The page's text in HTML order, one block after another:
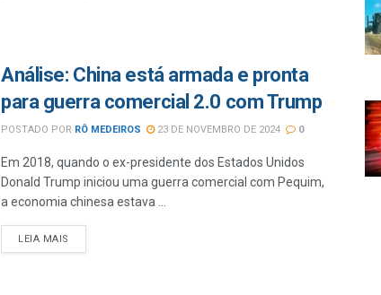
Análise: China está armada e pronta
para guerra comercial 2.0 com Trump
POSTADO POR RÔ MEDEIROS 23 DE NOVEMBRO DE 2024 0
Em 2018, quando o ex-presidente dos Estados Unidos
Donald Trump iniciou uma guerra comercial com Pequim,
a economia chinesa estava ...
LEIA MAIS